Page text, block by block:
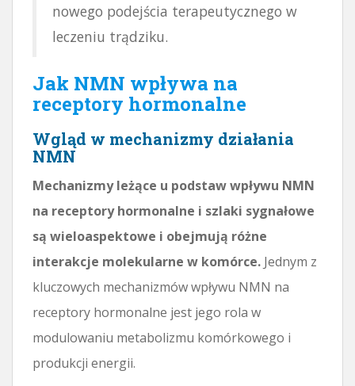
nowego podejścia terapeutycznego w
leczeniu trądziku.
Jak NMN wpływa na
receptory hormonalne
Wgląd w mechanizmy działania
NMN
Mechanizmy leżące u podstaw wpływu NMN
na receptory hormonalne i szlaki sygnałowe
są wieloaspektowe i obejmują różne
interakcje molekularne w komórce. Jednym z
kluczowych mechanizmów wpływu NMN na
receptory hormonalne jest jego rola w
modulowaniu metabolizmu komórkowego i
produkcji energii.